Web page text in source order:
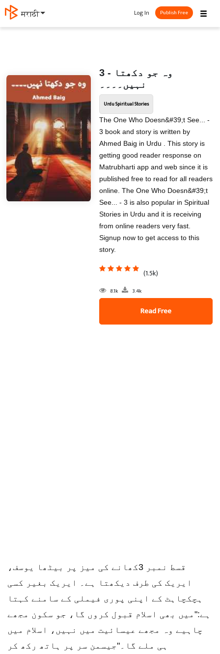
मराठी ☰
Log In Publish Free
3 - وہ جو دکھتا
نہیں۔۔۔۔
Urdu Spiritual Stories
The One Who Doesn&#39;t See... -
3 book and story is written by
Ahmed Baig in Urdu . This story is
getting good reader response on
Matrubharti app and web since it is
published free to read for all readers
online. The One Who Doesn&#39;t
See... - 3 is also popular in Spiritual
Stories in Urdu and it is receiving
from online readers very fast.
Signup now to get access to this
story.
(1.5k)
8.1k 3.4k
Read Free
قسط نمبر 3کھانے کی میز پر بیٹھا یوسف،
ایریک کی طرف دیکھتا ہے۔ ایریک بغیر کسی
ہچکچاہٹ کے اپنی پوری فیملی کے سامنے کہتا
ہے:"میں بھی اسلام قبول کروں گا، جو سکون مجھے
چاہیے وہ مجھے عیسائیت میں نہیں، اسلام میں
ہی ملے گا۔"جیسمن سر پر ہاتھ رکھ کر